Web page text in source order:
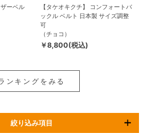
ーベル
【タケオキクチ】 コンフォートバ
ックル ベルト 日本製 サイズ調整
可
（チョコ）
￥8,800(税込)
ンキングをみる
絞り込み項目